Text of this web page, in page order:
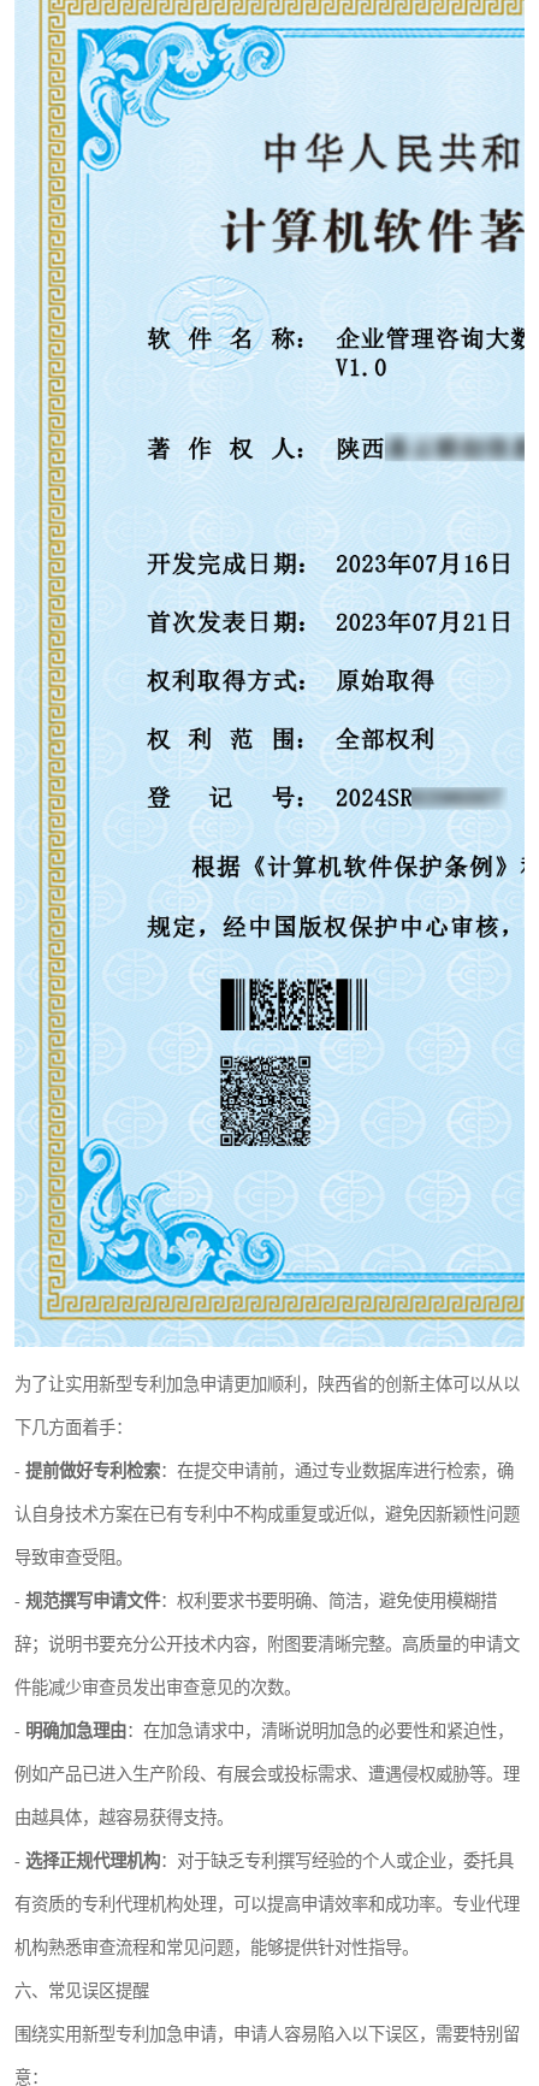
为了让实用新型专利加急申请更加顺利，陕西省的创新主体可以从以
下几方面着手：
- 提前做好专利检索：在提交申请前，通过专业数据库进行检索，确
认自身技术方案在已有专利中不构成重复或近似，避免因新颖性问题
导致审查受阻。
- 规范撰写申请文件：权利要求书要明确、简洁，避免使用模糊措
辞；说明书要充分公开技术内容，附图要清晰完整。高质量的申请文
件能减少审查员发出审查意见的次数。
- 明确加急理由：在加急请求中，清晰说明加急的必要性和紧迫性，
例如产品已进入生产阶段、有展会或投标需求、遭遇侵权威胁等。理
由越具体，越容易获得支持。
- 选择正规代理机构：对于缺乏专利撰写经验的个人或企业，委托具
有资质的专利代理机构处理，可以提高申请效率和成功率。专业代理
机构熟悉审查流程和常见问题，能够提供针对性指导。
六、常见误区提醒
围绕实用新型专利加急申请，申请人容易陷入以下误区，需要特别留
意：